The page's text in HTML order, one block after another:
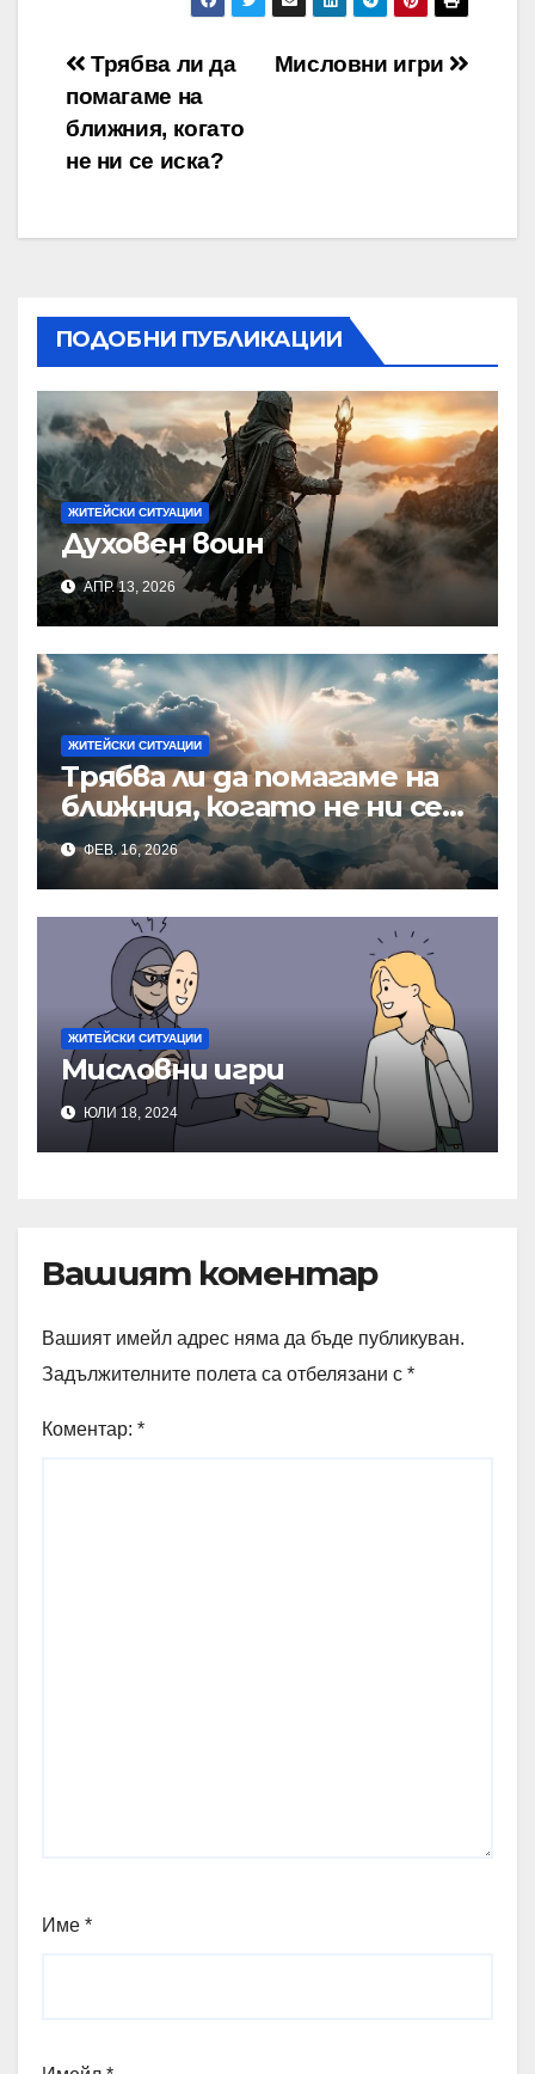
Навигация Мисловни игри
Трябва ли да
помагаме на
ближния, когато
не ни се иска?
ПОДОБНИ ПУБЛИКАЦИИ
ЖИТЕЙСКИ СИТУАЦИИ
Духовен воин
АПР. 13, 2026
ЖИТЕЙСКИ СИТУАЦИИ
Трябва ли да помагаме на
ближния, когато не ни се
иска?
ФЕВ. 16, 2026
ЖИТЕЙСКИ СИТУАЦИИ
Мисловни игри
ЮЛИ 18, 2024
Вашият коментар
Вашият имейл адрес няма да бъде публикуван.
Задължителните полета са отбелязани с *
Коментар: *
Име *